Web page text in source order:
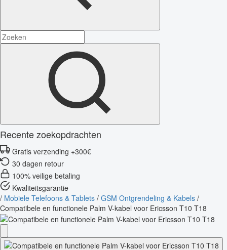
Recente zoekopdrachten
Gratis verzending +300€
30 dagen retour
100% veilige betaling
Kwaliteitsgarantie
/ Mobiele Telefoons & Tablets / GSM Ontgrendeling & Kabels /
Compatibele en functionele Palm V-kabel voor Ericsson T10 T18